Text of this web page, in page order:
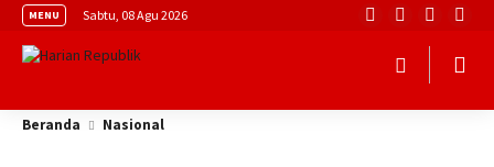
MENU Sabtu, 08 Agu 2026
Beranda Nasional